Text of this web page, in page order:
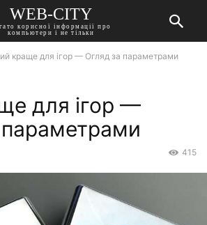
WEB-CITY
корисної інформації про
компьютери і не тільки
краще для ігор — Огляд за параметрами
для ігор —
415